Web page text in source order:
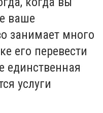
ваше
занимает много
его перевести
единственная
услуги